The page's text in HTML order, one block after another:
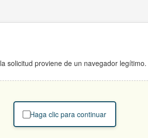
solicitud proviene de un navegador legítimo.
Haga clic para continuar